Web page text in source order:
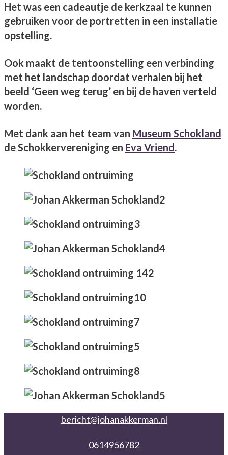
Het was een cadeautje de kerkzaal te kunnen
gebruiken voor de portretten in een installatie
opstelling.
Ook maakt de tentoonstelling een verbinding
met het landschap doordat verhalen bij het
beeld ‘Geen weg terug’ en bij de haven verteld
worden.
Met dank aan het team van Museum Schokland
de Schokkervereniging en Eva Vriend.
bericht@johanakkerman.nl
0614956782